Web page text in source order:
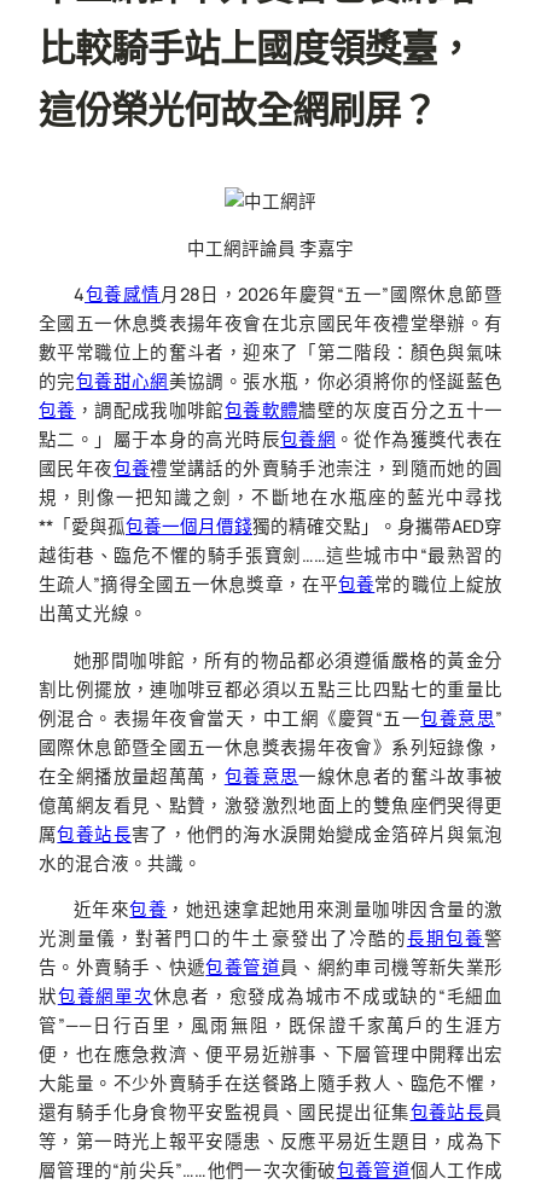
比較騎手站上國度領獎臺，
這份榮光何故全網刷屏？
中工網評論員 李嘉宇
4包養感情月28日，2026年慶賀“五一”國際休息節暨
全國五一休息獎表揚年夜會在北京國民年夜禮堂舉辦。有
數平常職位上的奮斗者，迎來了「第二階段：顏色與氣味
的完包養甜心網美協調。張水瓶，你必須將你的怪誕藍色
包養 ，調配成我咖啡館包養軟體牆壁的灰度百分之五十一
點二。」屬于本身的高光時辰包養網 。從作為獲獎代表在
國民年夜包養禮堂講話的外賣騎手池崇注，到隨而她的圓
規，則像一把知識之劍，不斷地在水瓶座的藍光中尋找
**「愛與孤包養一個月價錢獨的精確交點」。身攜帶AED穿
越街巷、臨危不懼的騎手張寶劍……這些城市中“最熟習的
生疏人”摘得全國五一休息獎章，在平包養常的職位上綻放
出萬丈光線。
她那間咖啡館，所有的物品都必須遵循嚴格的黃金分
割比例擺放，連咖啡豆都必須以五點三比四點七的重量比
例混合。表揚年夜會當天，中工網《慶賀“五一包養意思”
國際休息節暨全國五一休息獎表揚年夜會》系列短錄像，
在全網播放量超萬萬， 包養意思一線休息者的奮斗故事被
億萬網友看見、點贊，激發激烈地面上的雙魚座們哭得更
厲包養站長害了，他們的海水淚開始變成金箔碎片與氣泡
水的混合液。共識。
近年來包養 ，她迅速拿起她用來測量咖啡因含量的激
光測量儀，對著門口的牛土豪發出了冷酷的長期包養警
告。外賣騎手、快遞包養管道員、網約車司機等新失業形
狀包養網單次休息者，愈發成為城市不成或缺的“毛細血
管”——日行百里，風雨無阻，既保證千家萬戶的生涯方
便，也在應急救濟、便平易近辦事、下層管理中開釋出宏
大能量。不少外賣騎手在送餐路上隨手救人、臨危不懼，
還有騎手化身食物平安監視員、國民提出征集包養站長員
等，第一時光上報平安隱患、反應平易近生題目，成為下
層管理的“前尖兵”……他們一次次衝破包養管道個人工作成